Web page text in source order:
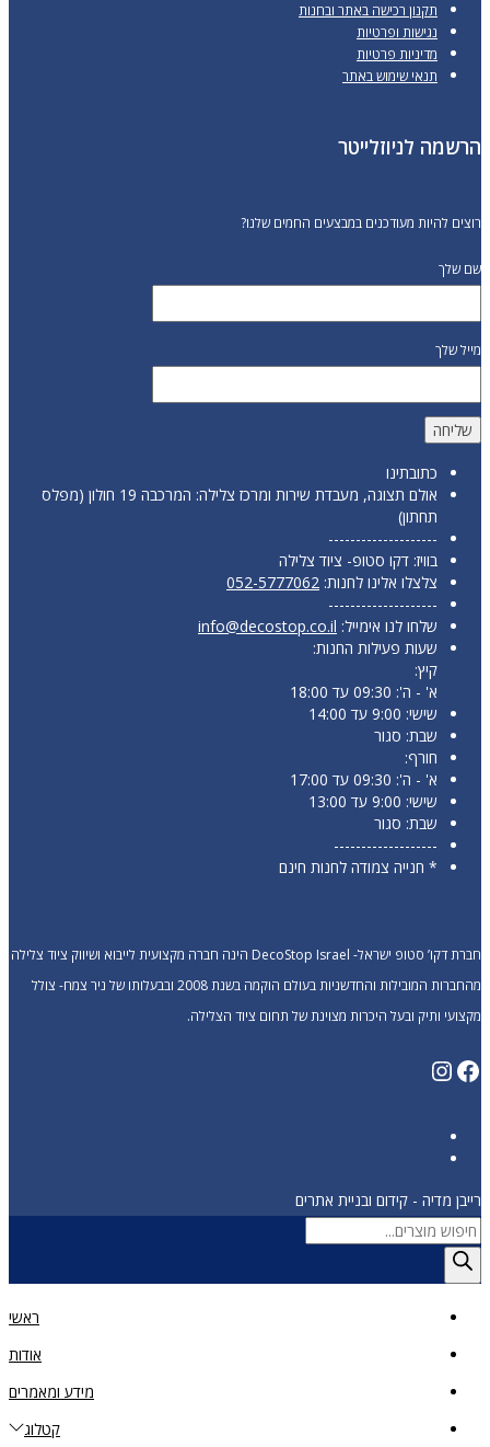
תקנון רכישה באתר ובחנות
נגישות ופרטיות
מדיניות פרטיות
תנאי שימוש באתר
הרשמה לניוזלייטר
רוצים להיות מעודכנים במבצעים החמים שלנו?
שם שלך
מייל שלך
כתובתינו
אולם תצוגה, מעבדת שירות ומרכז צלילה: המרכבה 19 חולון (מפלס
תחתון)
--------------------
בוויז: דקו סטופ- ציוד צלילה
צלצלו אלינו לחנות: 052-5777062
--------------------
שלחו לנו אימייל: info@decostop.co.il
שעות פעילות החנות:
קיץ:
א' - ה': 09:30 עד 18:00
שישי: 9:00 עד 14:00
שבת: סגור
חורף:
א' - ה': 09:30 עד 17:00
שישי: 9:00 עד 13:00
שבת: סגור
-------------------
* חנייה צמודה לחנות חינם
חברת דקו’ סטופ ישראל- DecoStop Israel הינה חברה מקצועית לייבוא ושיווק ציוד צלילה
מהחברות המובילות והחדשניות בעולם הוקמה בשנת 2008 ובבעלותו של ניר צמח- צולל
מקצועי ותיק ובעל היכרות מצוינת של תחום ציוד הצלילה.
רייבן מדיה - קידום ובניית אתרים
ראשי
אודות
מידע ומאמרים
קטלוג